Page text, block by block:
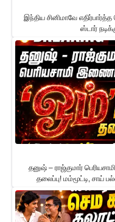
இந்திய சினிமாவே
ஸ்டார்
தனுஷ் – ராஜ்குமார்
தலைப்பு! மம்மூட்டி, சாய்